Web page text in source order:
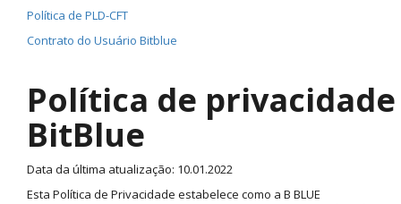
Política de PLD-CFT
Contrato do Usuário Bitblue
Política de privacidade
BitBlue
Data da última atualização: 10.01.2022
Esta Política de Privacidade estabelece como a B BLUE